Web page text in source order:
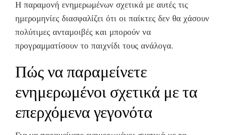
Η παραμονή ενημερωμένων σχετικά με αυτές τις
ημερομηνίες διασφαλίζει ότι οι παίκτες δεν θα χάσουν
πολύτιμες ανταμοιβές και μπορούν να
προγραμματίσουν το παιχνίδι τους ανάλογα.
Πώς να παραμείνετε
ενημερωμένοι σχετικά με τα
επερχόμενα γεγονότα